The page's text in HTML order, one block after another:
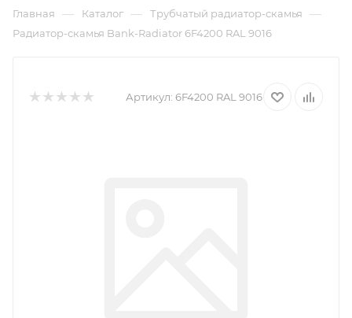
Главная — Каталог — Трубчатый радиатор-скамья —
Радиатор-скамья Bank-Radiator 6F4200 RAL 9016
Артикул: 6F4200 RAL 9016